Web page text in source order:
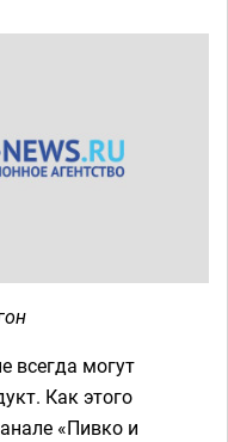
всегда могут
Как этого
«Пивко и